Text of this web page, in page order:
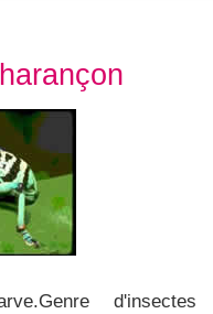
d'insectes